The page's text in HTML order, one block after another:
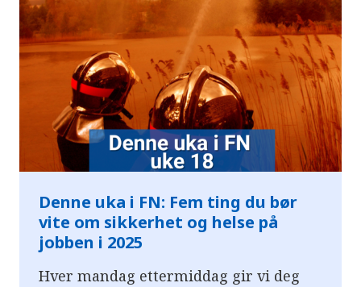
Denne uka i FN: Fem ting du bør
vite om sikkerhet og helse på
jobben i 2025
Hver mandag ettermiddag gir vi deg